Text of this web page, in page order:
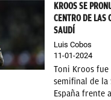
KROOS SE
CENTRO DE LAS
SAUDÍ
Luis Cobos
11-01-2024
Toni Kroos
semifinal de la
España frente